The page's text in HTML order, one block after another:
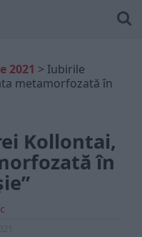
2021 > Iubirile
metamorfozată în
Kollontai,
în